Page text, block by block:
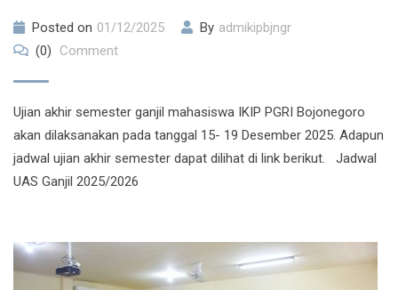
Posted on 01/12/2025 By admikipbjngr
(0)
Comment
Ujian akhir semester ganjil mahasiswa IKIP PGRI Bojonegoro
akan dilaksanakan pada tanggal 15- 19 Desember 2025. Adapun
jadwal ujian akhir semester dapat dilihat di link berikut. Jadwal
UAS Ganjil 2025/2026